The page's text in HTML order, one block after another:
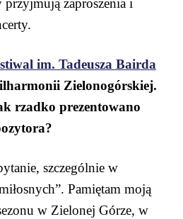
zaproszenia i
im. Tadeusza Bairda
Zielonogórskiej.
rzadko prezentowano
szczególnie w
Pamiętam moją
w Zielonej Górze, w